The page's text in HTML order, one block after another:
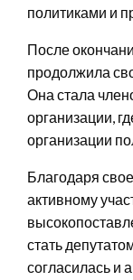
политиками и
После
продолжила
Она стала
организации,
организации
Благодаря
активному
стать
согласилась и